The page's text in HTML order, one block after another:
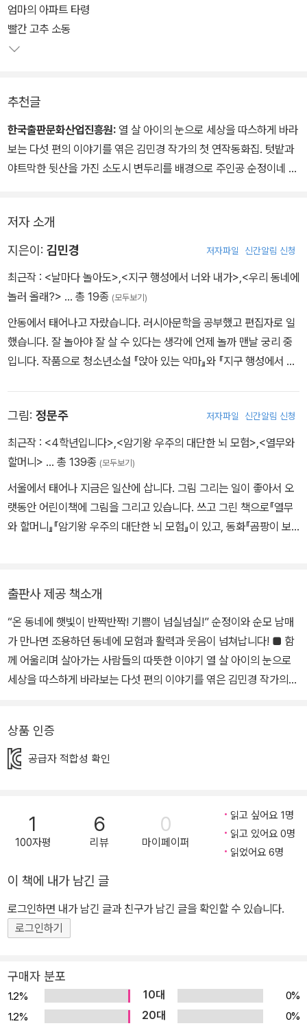
을 밝고 따뜻하게 그리고 있다. 이와 함께 아이들을 향한 작가의 건강
한 시선이 작품 곳곳에서 빛을 발하고 있다.
야말로 거창한 일들을 해 주어야만 그 책무를 다하는 것처럼 느껴지
기도 한다. 하지만 작가는 순정이와 순모 남매를 통해 아이들에게 정
말 필요한 것은 오히려 단순하고 돈으로는 살 수 없는 무형의 것임을
조곤조곤 부드럽게 말하고 있다.
엄마의 아파트 타령
빨간 고추 소동
추천글
한국출판문화산업진흥원: 열 살 아이의 눈으로 세상을 따스하게 바라
보는 다섯 편의 이야기를 엮은 김민경 작가의 첫 연작동화집. 텃밭과
야트막한 뒷산을 가진 소도시 변두리를 배경으로 주인공 순정이네 가
저자 소개
지은이: 김민경 저자파일 신간알림 신청
최근작 : <날마다 놀아도>,<지구 행성에서 너와 내가>,<우리 동네에
놀러 올래?> … 총 19종 (모두보기)
안동에서 태어나고 자랐습니다. 러시아문학을 공부했고 편집자로 일
했습니다. 잘 놀아야 잘 살 수 있다는 생각에 언제 놀까 맨날 궁리 중
입니다. 작품으로 청소년소설 『앉아 있는 악마』와 『지구 행성에서 너
‘작은 새’, 번역 공동체 ‘알부스’ 동인입니다.
그림: 정문주 저자파일 신간알림 신청
최근작 : <4학년입니다>,<암기왕 우주의 대단한 뇌 모험>,<열무와
할머니> … 총 139종 (모두보기)
서울에서 태어나 지금은 일산에 삽니다. 그림 그리는 일이 좋아서 오
랫동안 어린이책에 그림을 그리고 있습니다. 쓰고 그린 책으로『열무
와 할머니』『암기왕 우주의 대단한 뇌 모험』이 있고, 동화『곰팡이 보
출판사 제공 책소개
“온 동네에 햇빛이 반짝반짝! 기쁨이 넘실넘실!” 순정이와 순모 남매
가 만나면 조용하던 동네에 모험과 활력과 웃음이 넘쳐납니다! ■ 함
께 어울리며 살아가는 사람들의 따뜻한 이야기 열 살 아이의 눈으로
세상을 따스하게 바라보는 다섯 편의 이야기를 엮은 김민경 작가의
서 흔히 볼 수 있는 평범한 동네와 그 동네에 살고 있는 한 가족의 모
습을 실감나게 묘사하고 있다. 오래되고 그다지 크지 않은 개인 주택
어 가는 소소하지만 소중한 일상들을 밝고 따뜻하게 그리고 있다. 이
와 함께 아이들을 향한 작가의 건강한 시선이 작품 곳곳에서 빛을 발
어른이 해야 할 역할은 무엇일까? 때로는 아이들을 위해 뭔가 크고
거대한, 그야말로 거창한 일들을 해 주어야만 그 책무를 다하는 것처
럼 느껴지기도 한다. 하지만 작가는 순정이와 순모 남매를 통해 아이
들에게 정말 필요한 것은 오히려 단순하고 돈으로는 살 수 없는 무형
와 아이답게 놀 수 있는 시간들이야말로 아이다움을 잃지 않고 자라
나게 해 줄 비옥한 토양이 되리라는 것을 믿음직하게 보여 준다. 그렇
게 자란 아이가 내면이 건강한 어른이 되는 건 당연한 일 아닐까. ■
상품 인증
공급자 적합성 확인
1
100자평
6
리뷰
0
마이페이퍼
읽고 싶어요 1명
읽고 있어요 0명
읽었어요 6명
이 책에 내가 남긴 글
로그인하면 내가 남긴 글과 친구가 남긴 글을 확인할 수 있습니다.
로그인하기
구매자 분포
1.2% 10대
0%
1.2%
20대 0%